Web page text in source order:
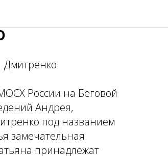
реализм
Дмитренко
России на Беговой
Андрея,
под названием
замечательная.
принадлежат